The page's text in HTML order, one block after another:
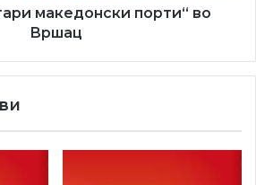
македонски порти“ во
Вршац